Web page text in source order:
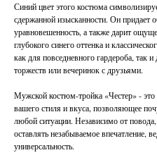
Синий цвет этого костюма
сдержанной изысканности. Он придает
уравновешенность, а также дарит
глубокого синего оттенка и
как для повседневного гардероба, так
торжеств или вечеринок с друзьями.
Мужской костюм-тройка «Честер» -
вашего стиля и вкуса, позволяющее
любой ситуации. Независимо от
оставлять незабываемое впечатление,
универсальность.